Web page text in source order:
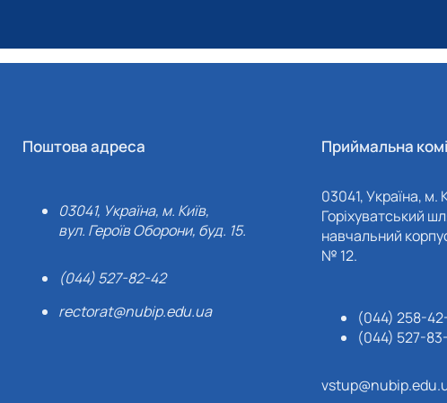
Поштова адреса
03041, Україна, м. Київ,
вул. Героїв Оборони, буд. 15.
(044) 527-82-42
rectorat@nubip.edu.ua
Приймальна
03041, Україна, м.
Горіхуватський
навчальний
№ 12.
(044) 258-
(044) 527-